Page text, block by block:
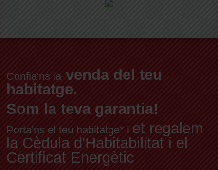
Confia'ns la venda del teu
habitatge.
Som la teva garantia!
Porta'ns el teu habitatge* i et regalem
la Cèdula d'Habitabilitat i el
Certificat Energètic